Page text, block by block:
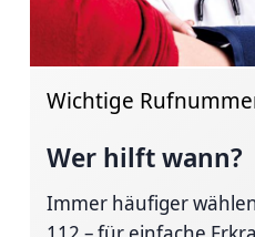
Hannover, Liebenthal
Wichtige
Wer hilft wann?
Immer häufiger